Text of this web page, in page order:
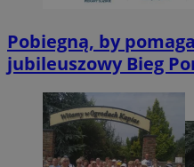
Pobiegną, by
jubileuszowy Bieg